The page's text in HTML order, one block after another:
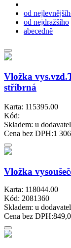
od
od nejdražšího
abecedně
Vložka
stříbrná
Karta: 115395.00
Kód:
Skladem: u
Cena bez DPH:1
Vložka
Karta: 118044.00
Kód: 2081360
Skladem: u
Cena bez DPH: